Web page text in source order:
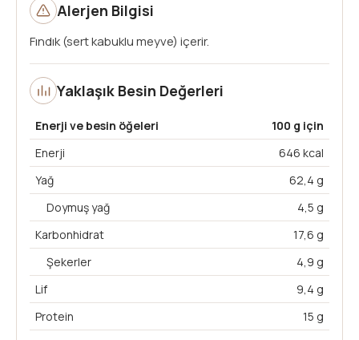
Yaklaşık Besin Değerleri
Enerji ve besin öğeleri
100 g için
Enerji
646 kcal
Yağ
62,4 g
Doymuş yağ
4,5 g
Karbonhidrat
17,6 g
Şekerler
4,9 g
Lif
9,4 g
Protein
15 g
Alerjen Bilgisi
Fındık (sert kabuklu meyve) içerir.